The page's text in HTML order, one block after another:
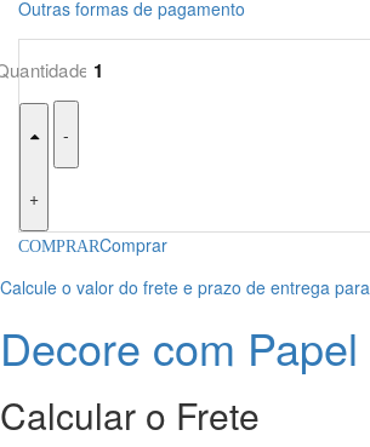
Outras formas de pagamento
+
-
Comprar
Calcule o valor do frete e prazo de entrega
Decore com Papel
Calcular o Frete